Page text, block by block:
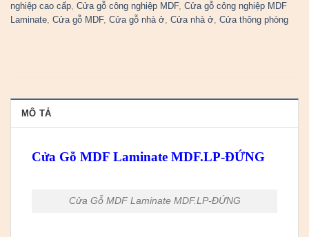
nghiệp cao cấp, Cửa gỗ công nghiệp MDF, Cửa gỗ công nghiệp MDF
Laminate, Cửa gỗ MDF, Cửa gỗ nhà ở, Cửa nhà ở, Cửa thông phòng
MÔ TẢ
Cửa Gỗ MDF Laminate MDF.LP-ĐỨNG
Cửa Gỗ MDF Laminate MDF.LP-ĐỨNG